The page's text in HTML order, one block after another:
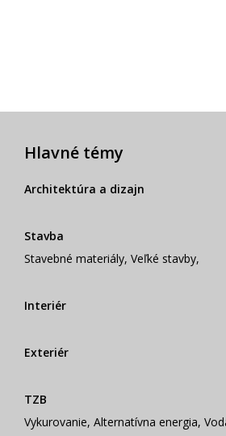
Hlavné témy
Architektúra a dizajn
Stavba
Stavebné materiály, Veľké stavby,
Interiér
Exteriér
TZB
Vykurovanie, Alternatívna energia,